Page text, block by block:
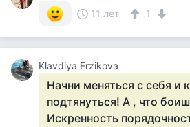
11 лет
1
Klavdiya Erzikova
Начни меняться с себя и
подтянуться! А , что
Искренность